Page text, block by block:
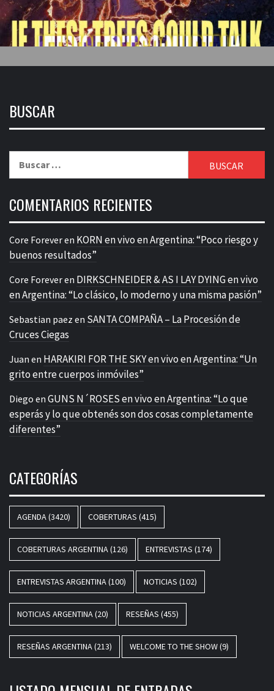
BUSCAR
COMENTARIOS RECIENTES
Core Foreveren KORN en vivo en Argentina: “Poco riesgo y
buenos resultados”
Core Foreveren DIRKSCHNEIDER & AS I LAY DYING en vivo
en Argentina: “Lo clásico, lo moderno y una misma pasión”
Sebastian paez en SANTA COMPAÑA – La Procesión de
Cruces Ciegas
Juan en HARAKIRI FOR THE SKY en vivo en Argentina: “Un
grito entre cuerpos inmóviles”
Diego en GUNS N´ROSES en vivo en Argentina: “Lo que
esperás y lo que obtenés son dos cosas completamente
diferentes”
CATEGORÍAS
AGENDA(3420) COBERTURAS (415)
COBERTURAS ARGENTINA(126) ENTREVISTAS (174)
ENTREVISTAS ARGENTINA(100) NOTICIAS (102)
NOTICIAS ARGENTINA(20) RESEÑAS (455)
RESEÑAS ARGENTINA(213) WELCOME TO THE SHOW(9)